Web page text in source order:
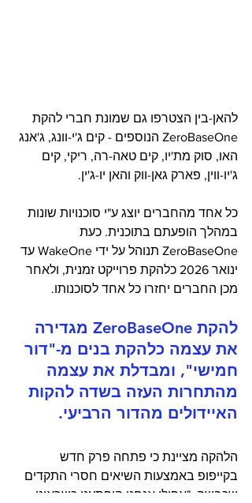
להאן-בין הצטרפו גם שמונת חברי להקת
ZeroBaseOne הנוספים - קים ג'י-וונג, ג'אנג
האו, סוק מת'יו, קים טאה-רה, ריקי, קים
ג'יו-ווין, פארק גאן-ווק והאן יו-ג'ין.
כל אחד מהחברים יוצג ע"י סוכנויות שונות
במהלך הופעתם בתוכנית. כעת
ZeroBaseOne תנוהל על ידי WakeOne עד
ינואר 2026 כלהקת פרוייקט זמנית, ולאחר
מכן החברים יחזרו כל אחד לסוכנותו.
להקת ZeroBaseOne מגדירה
את עצמה כלהקת בנים מ-"דור
חמישי", ומבדלת את עצמה
מהתחרות העזה בשדה להקות
האיידולים מהדור הרביעי.
הלהקה מציינת כי פתחה פרק חדש
בקייפופ באמצעות השיאים חסרי התקדים
שכבשה. "אפילו אנחנו הופתענו כשראינו